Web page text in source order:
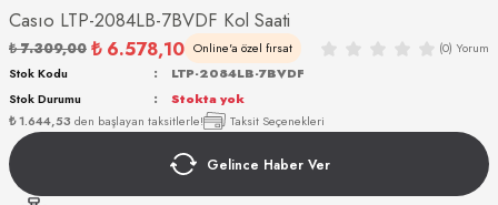
Casıo LTP-2084LB-7BVDF Kol Saati
₺ 7.309,00 ₺ 6.578,10 Online'a özel fırsat (0) Yorum
₺ 1.644,53 den başlayan taksitlerle! Taksit Seçenekleri
Stok Kodu
LTP-2084LB-7BVDF
Stok Durumu
Stokta yok
Gelince Haber Ver